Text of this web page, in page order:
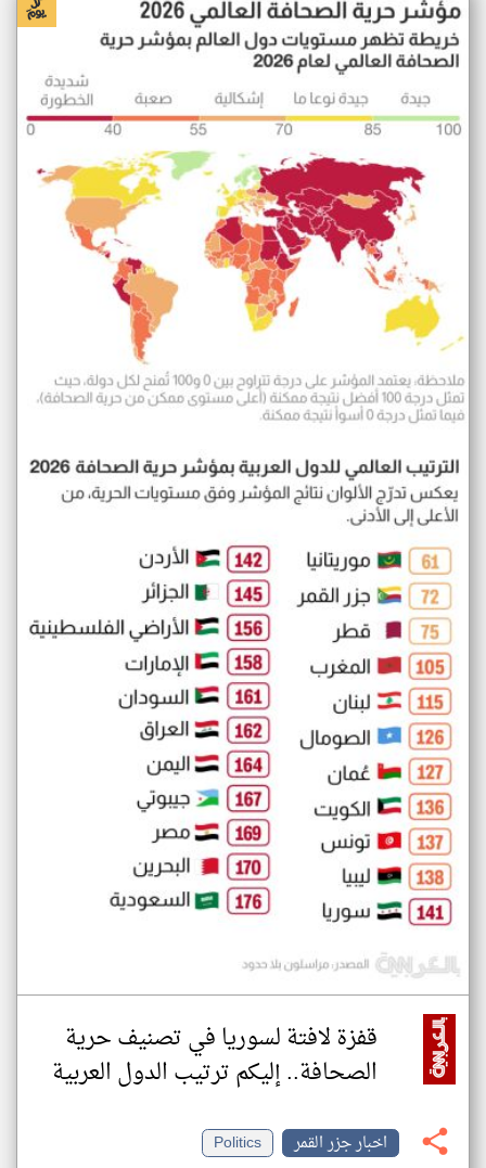
قفزة لافتة لسوريا في تصنيف حرية
الصحافة.. إليكم ترتيب الدول العربية
اخبار جزر القمر
Politics